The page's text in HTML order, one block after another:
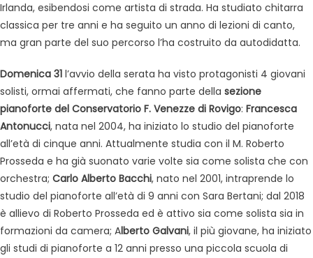
Irlanda, esibendosi come artista di strada. Ha studiato chitarra
classica per tre anni e ha seguito un anno di lezioni di canto,
ma gran parte del suo percorso l’ha costruito da autodidatta.
Domenica 31 l’avvio della serata ha visto protagonisti 4 giovani
solisti, ormai affermati, che fanno parte della sezione
pianoforte del Conservatorio F. Venezze di Rovigo: Francesca
Antonucci, nata nel 2004, ha iniziato lo studio del pianoforte
all’età di cinque anni. Attualmente studia con il M. Roberto
Prosseda e ha già suonato varie volte sia come solista che con
orchestra; Carlo Alberto Bacchi, nato nel 2001, intraprende lo
studio del pianoforte all’età di 9 anni con Sara Bertani; dal 2018
è allievo di Roberto Prosseda ed è attivo sia come solista sia in
formazioni da camera; Alberto Galvani, il più giovane, ha iniziato
gli studi di pianoforte a 12 anni presso una piccola scuola di